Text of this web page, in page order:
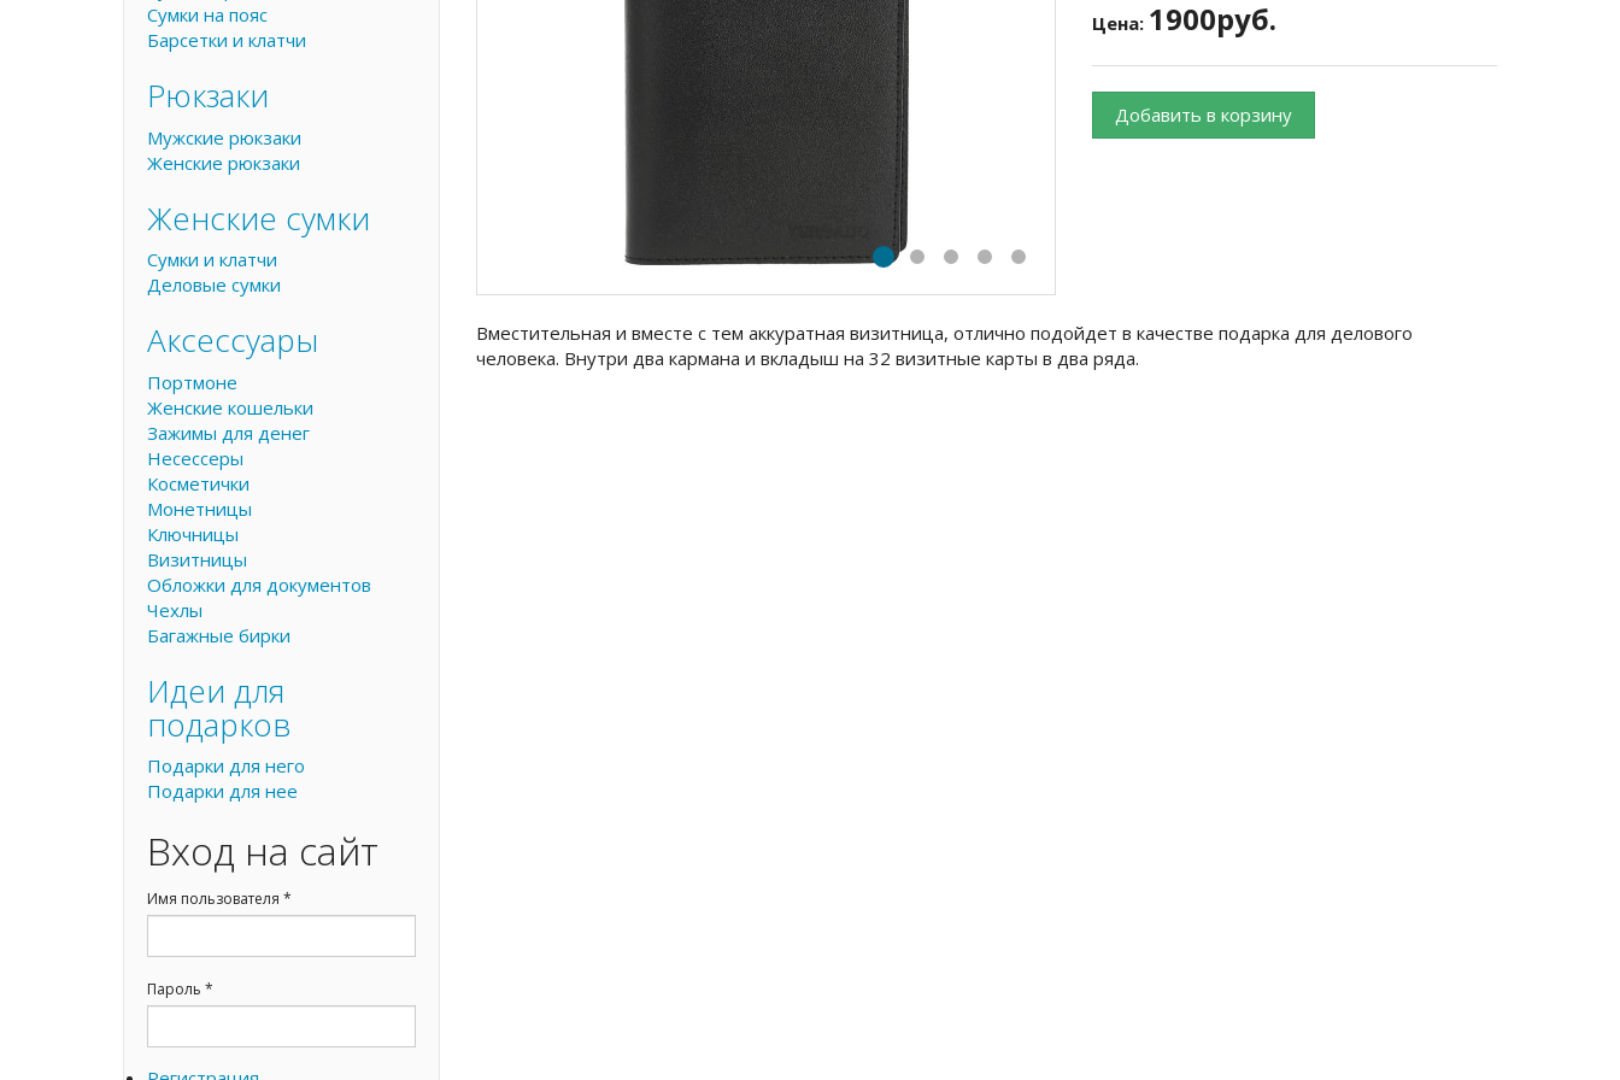
Цена: 1900руб.
Добавить в корзину
Вместительная и вместе с тем аккуратная визитница, отлично подойдет в качестве подарка для делового
человека. Внутри два кармана и вкладыш на 32 визитные карты в два ряда.
Сумки на пояс
Барсетки и клатчи
Рюкзаки
Мужские рюкзаки
Женские рюкзаки
Женские сумки
Сумки и клатчи
Деловые сумки
Аксессуары
Портмоне
Женские кошельки
Зажимы для денег
Несессеры
Косметички
Монетницы
Ключницы
Визитницы
Обложки для документов
Чехлы
Багажные бирки
Идеи для
подарков
Подарки для него
Подарки для нее
Вход на сайт
Имя пользователя *
Пароль *